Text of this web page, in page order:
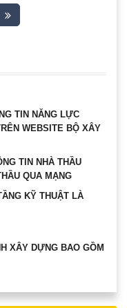
TIN NĂNG LỰC
WEBSITE BỘ XÂY
TIN NHÀ THẦU
QUA MẠNG
KỸ THUẬT LÀ
XÂY DỰNG BAO GỒM